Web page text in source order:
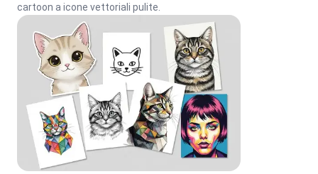
cartoon a icone vettoriali pulite.